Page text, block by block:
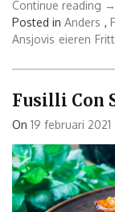
Continue reading
di
→
Posted in Anders ,
Ansjovis eieren
Fusilli Con
On 19 februari 2021